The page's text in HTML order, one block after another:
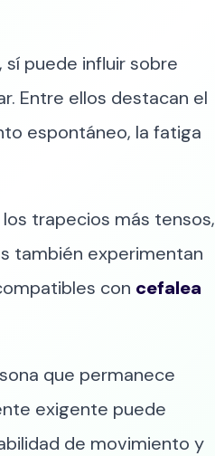
puede influir sobre
Entre ellos destacan el
espontáneo, la fatiga
trapecios más tensos,
también experimentan
con cefalea
que permanece
exigente puede
de movimiento y